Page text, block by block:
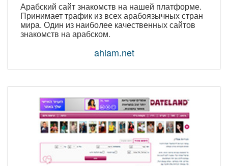
Арабский сайт знакомств на нашей платформе.
Принимает трафик из всех арабоязычных стран
мира. Один из наиболее качественных сайтов
знакомств на арабском.
ahlam.net